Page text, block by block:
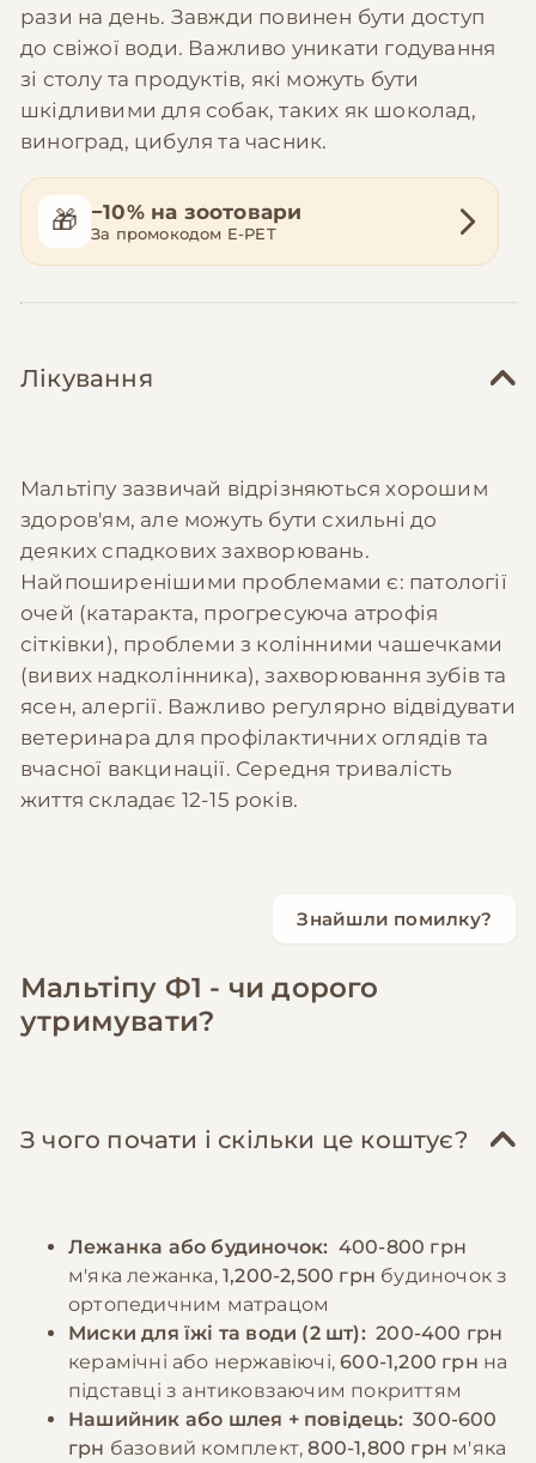
рази на день. Завжди повинен бути доступ
до свіжої води. Важливо уникати годування
зі столу та продуктів, які можуть бути
шкідливими для собак, таких як шоколад,
виноград, цибуля та часник.
🎁 −10% на зоотовари
За промокодом E-PET
Лікування
Мальтіпу зазвичай відрізняються хорошим
здоров'ям, але можуть бути схильні до
деяких спадкових захворювань.
Найпоширенішими проблемами є: патології
очей (катаракта, прогресуюча атрофія
сітківки), проблеми з колінними чашечками
(вивих надколінника), захворювання зубів та
ясен, алергії. Важливо регулярно відвідувати
ветеринара для профілактичних оглядів та
вчасної вакцинації. Середня тривалість
життя складає 12-15 років.
Знайшли помилку?
Мальтіпу Ф1 - чи дорого
утримувати?
З чого почати і скільки це коштує?
Лежанка або будиночок: 400-800 грн
м'яка лежанка, 1,200-2,500 грн будиночок з
ортопедичним матрацом
Миски для їжі та води (2 шт): 200-400 грн
керамічні або нержавіючі,600-1,200 грн на
підставці з антиковзаючим покриттям
Нашийник або шлея + повідець: 300-600
грн базовий комплект,800-1,800 грн м'яка